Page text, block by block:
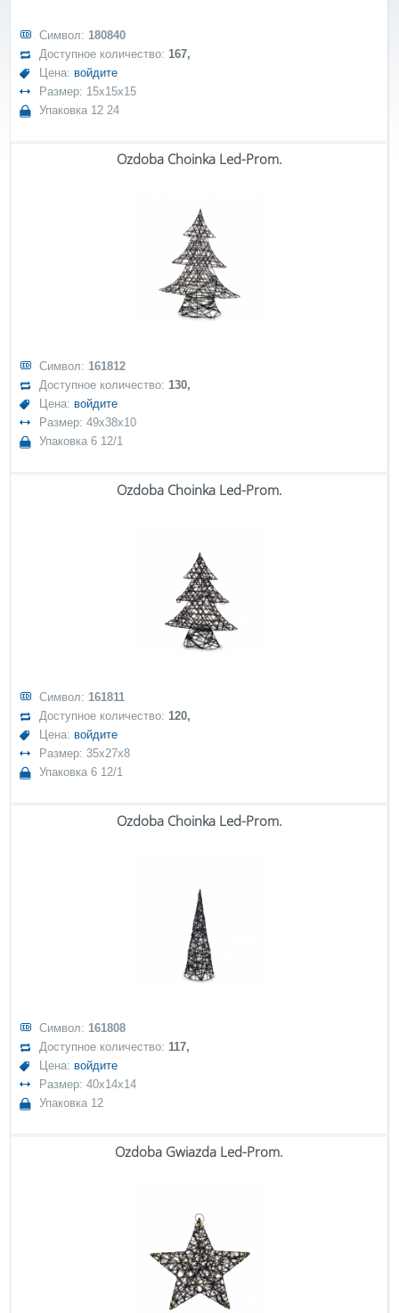
Символ: 180840
Доступное количество:167,
Цена: войдите
Размер: 15x15x15
Упаковка 12 24
Ozdoba Choinka Led-Prom.
Символ: 161812
Доступное количество:130,
Цена: войдите
Размер: 49x38x10
Упаковка 6 12/1
Ozdoba Choinka Led-Prom.
Символ: 161811
Доступное количество:120,
Цена: войдите
Размер: 35x27x8
Упаковка 6 12/1
Ozdoba Choinka Led-Prom.
Символ: 161808
Доступное количество:117,
Цена: войдите
Размер: 40x14x14
Упаковка 12
Ozdoba Gwiazda Led-Prom.